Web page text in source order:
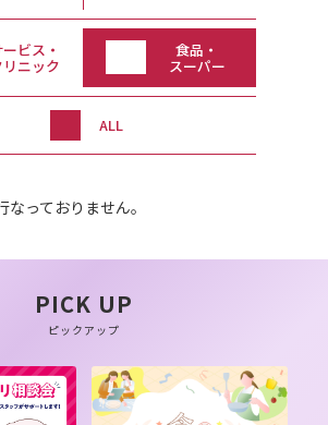
ビス・
リニック
食品・
スーパー
ALL
っておりません。
PICK UP
ピックアップ